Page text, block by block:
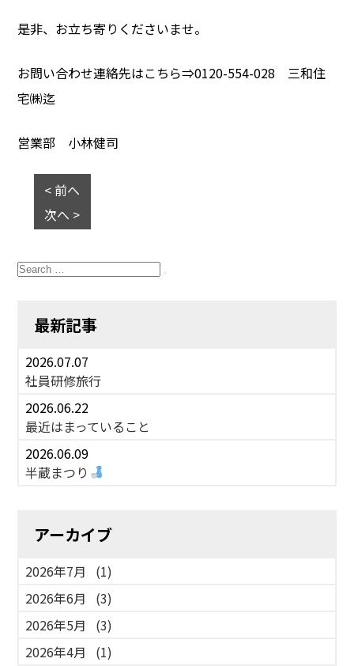
是非、お立ち寄りくださいませ。
お問い合わせ連絡先はこちら⇒0120-554-028 三和住
宅㈱迄
営業部 小林健司
< 前へ
次へ >
Search
for:
最新記事
2026.07.07
社員研修旅行
2026.06.22
最近はまっていること
2026.06.09
半蔵まつり
アーカイブ
2026年7月
(1)
2026年6月
(3)
2026年5月
(3)
2026年4月
(1)